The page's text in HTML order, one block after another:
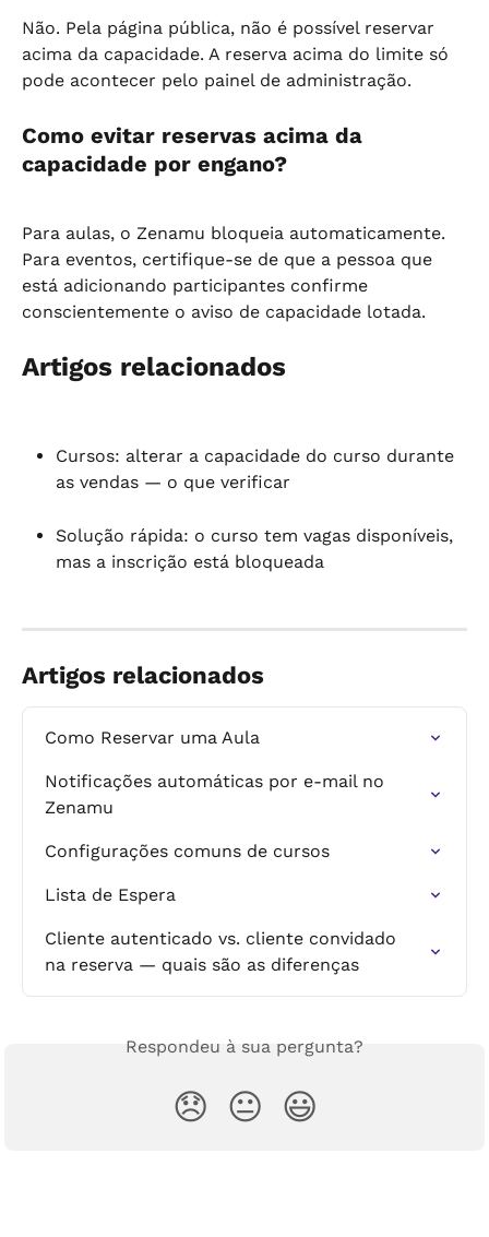
Não. Pela página pública, não é possível reservar
acima da capacidade. A reserva acima do limite só
pode acontecer pelo painel de administração.
Como evitar reservas acima da
capacidade por engano?
Para aulas, o Zenamu bloqueia automaticamente.
Para eventos, certifique-se de que a pessoa que
está adicionando participantes confirme
conscientemente o aviso de capacidade lotada.
Artigos relacionados
Cursos: alterar a capacidade do curso durante
as vendas — o que verificar
Solução rápida: o curso tem vagas disponíveis,
mas a inscrição está bloqueada
Artigos relacionados
Como Reservar uma Aula
Notificações automáticas por e-mail no
Zenamu
Configurações comuns de cursos
Lista de Espera
Cliente autenticado vs. cliente convidado
na reserva — quais são as diferenças
Respondeu à sua pergunta?
😞 😐 😃